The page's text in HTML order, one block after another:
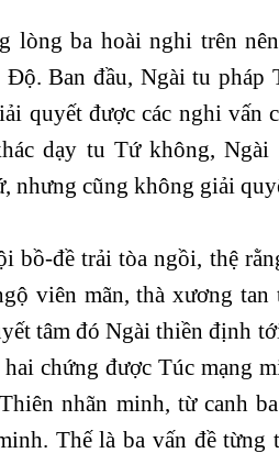
lòng ba hoài nghi trên
Ban đầu, Ngài tu pháp
quyết được các nghi vấn
dạy tu Tứ không,
nhưng cũng không giải
bồ-đề trải tòa ngồi, thệ
viên mãn, thà xương
tâm đó Ngài thiền định
chứng được Túc mạng
nhãn minh, từ canh
Thế là ba vấn đề từng